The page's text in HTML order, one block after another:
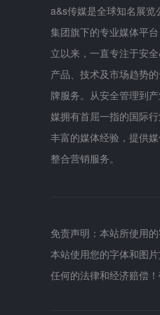
a&s传媒是全球知名展览
集团旗下的专业媒体平
立以来，一直专注于安
产品、技术及市场趋势
牌服务。从安全管理到
媒拥有首屈一指的国际
丰富的媒体经验，提供
整合营销服务。
免责声明：本站所使用
本站使用您的字体和图
任何的法律和经济赔偿！